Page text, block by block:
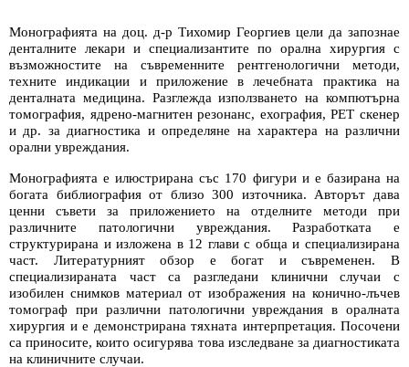
Монографията на доц. д-р Тихомир Георгиев цели да запознае
денталните лекари и специализантите по орална хирургия с
възможностите на съвременните рентгенологични методи,
техните индикации и приложение в лечебната практика на
денталната медицина. Разглежда използването на компютърна
томография, ядрено-магнитен резонанс, ехография, PET скенер
и др. за диагностика и определяне на характера на различни
орални увреждания.
Монографията е илюстрирана със 170 фигури и е базирана на
богата библиография от близо 300 източника. Авторът дава
ценни съвети за приложението на отделните методи при
различните патологични увреждания. Разработката е
структурирана и изложена в 12 глави с обща и специализирана
част. Литературният обзор е богат и съвременен. В
специализираната част са разгледани клинични случаи с
изобилен снимков материал от изображения на конично-лъчев
томограф при различни патологични увреждания в оралната
хирургия и е демонстрирана тяхната интерпретация. Посочени
са приносите, които осигурява това изследване за диагностиката
на клиничните случаи.